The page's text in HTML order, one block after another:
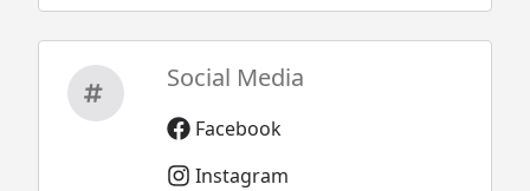
Social Media
Facebook
Instagram